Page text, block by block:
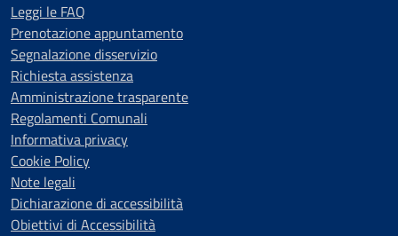
Leggi le FAQ
Prenotazione appuntamento
Segnalazione disservizio
Richiesta assistenza
Amministrazione trasparente
Regolamenti Comunali
Informativa privacy
Cookie Policy
Note legali
Dichiarazione di accessibilità
Obiettivi di Accessibilità